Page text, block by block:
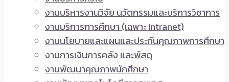
งานบริหารงานวิจัย นวัตกรรมและบริการวิชาการ
งานบริการการศึกษา (เฉพาะ Intranet)
งานนโยบายและแผนและประกันคุณภาพการศึกษา
งานการเงินการคลัง และพัสดุ
งานพัฒนาคุณภาพนักศึกษา